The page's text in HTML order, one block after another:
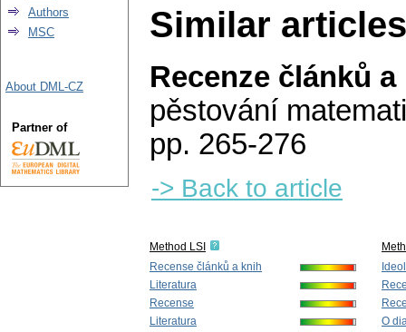
Similar
Recenze článků
pěstování
pp. 265-276
-> Back to article
Method LSI
Recense článků a knih
Literatura
Recense
Literatura
O
Authors
MSC
About DML-CZ
Partner of